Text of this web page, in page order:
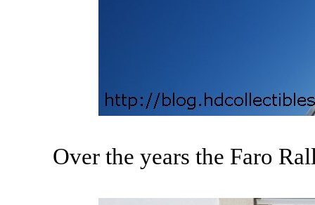
Over the years the Faro